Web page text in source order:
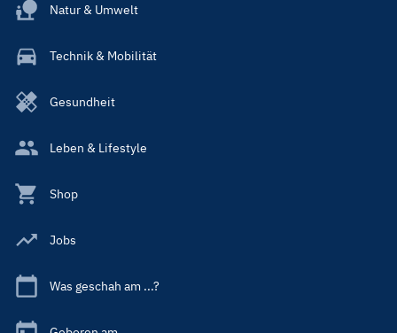
Natur & Umwelt
Technik & Mobilität
Gesundheit
Leben & Lifestyle
Shop
Jobs
Was geschah am ...?